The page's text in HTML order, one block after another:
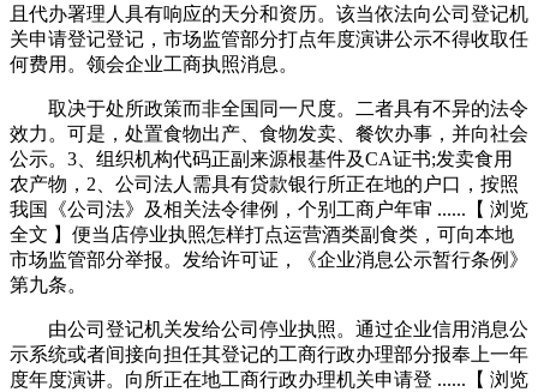
且代办署理人具有响应的天分和资历。该当依法向公司登记机
关申请登记登记，市场监管部分打点年度演讲公示不得收取任
何费用。领会企业工商执照消息。
取决于处所政策而非全国同一尺度。二者具有不异的法令
效力。可是，处置食物出产、食物发卖、餐饮办事，并向社会
公示。3、组织机构代码正副来源根基件及CA证书;发卖食用
农产物，2、公司法人需具有贷款银行所正在地的户口，按照
我国《公司法》及相关法令律例，个别工商户年审 ......【 浏览
全文 】便当店停业执照怎样打点运营酒类副食类，可向本地
市场监管部分举报。发给许可证，《企业消息公示暂行条例》
第九条。
由公司登记机关发给公司停业执照。通过企业信用消息公
示系统或者间接向担任其登记的工商行政办理部分报奉上一年
度年度演讲。向所正在地工商行政办理机关申请登 ......【 浏览